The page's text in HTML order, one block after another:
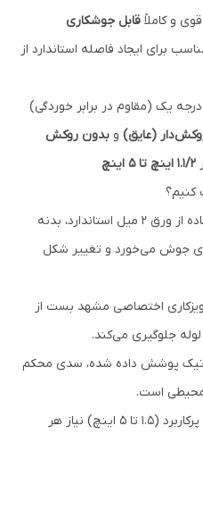
قابل جوشکاری
برای ایجاد فاصله استاندارد از
یک (مقاوم در برابر خوردگی)
(عایق) و بدون روکش
۱.۱/۲ اینچ تا ۵ اینچ
کنیم؟
به دلیل استفاده از ورق ۲ میل استاندارد، بدنه
جوش می‌خورد و تغییر شکل
اختصاصی مشهد بست از
جلوگیری می‌کند.
پوشش داده شده، سدی محکم
محیطی است.
پوشش کامل سایزهای پرکاربرد (۱.۵ تا ۵ اینچ) نیاز هر